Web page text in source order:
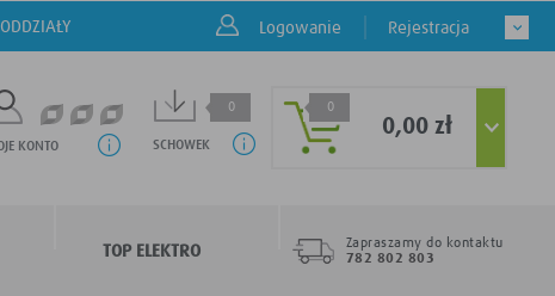
ODDZIAŁY Logowanie Rejestracja
KONTO SCHOWEK
0 0
0,00 zł
TOP ELEKTRO
Zapraszamy do kontaktu
782 802 803